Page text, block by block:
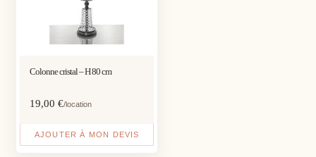
Colonne cristal – H 80 cm
19,00€/location
AJOUTER À MON DEVIS